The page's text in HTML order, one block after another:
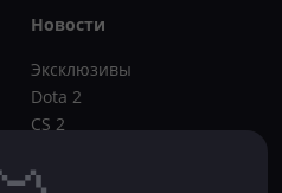
Новости
Эксклюзивы
Dota 2
CS 2